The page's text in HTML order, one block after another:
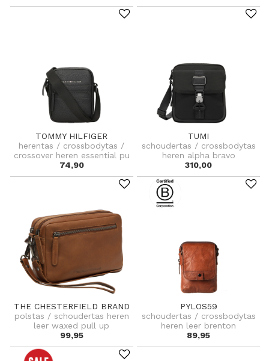
TOMMY HILFIGER
herentas / crossbodytas /
crossover heren essential pu
74,90
TUMI
schoudertas / crossbodytas
heren alpha bravo
310,00
THE CHESTERFIELD BRAND
polstas / schoudertas heren
leer waxed pull up
99,95
PYLOS59
schoudertas / crossbodytas
heren leer brenton
89,95